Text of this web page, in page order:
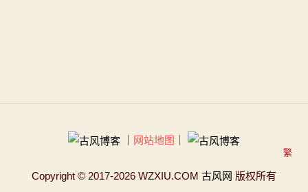
网站地图
Copyright © 2017-2026 WZXIU.COM 古风网 版权所有
繁